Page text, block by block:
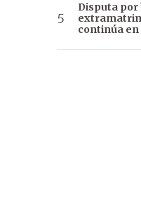
Disputa por
continúa